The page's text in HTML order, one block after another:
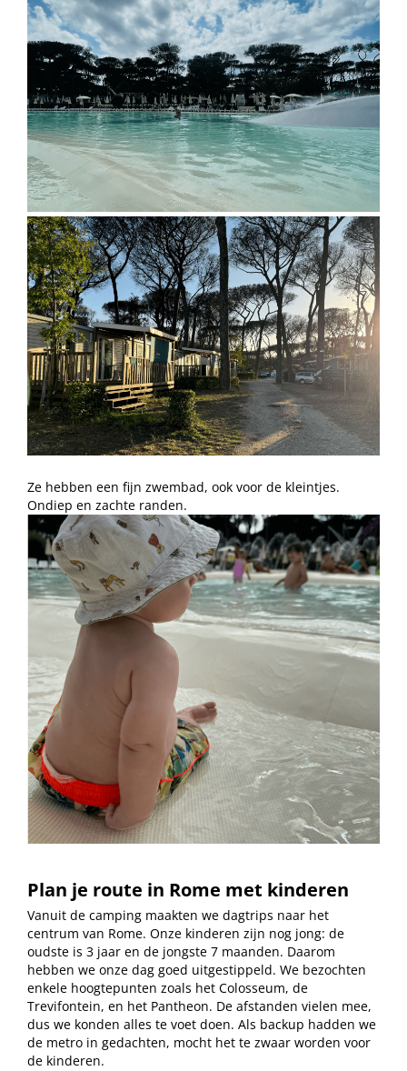
Ze hebben een fijn zwembad, ook voor de kleintjes.
Ondiep en zachte randen.
Plan je route in Rome met kinderen
Vanuit de camping maakten we dagtrips naar het
centrum van Rome. Onze kinderen zijn nog jong: de
oudste is 3 jaar en de jongste 7 maanden. Daarom
hebben we onze dag goed uitgestippeld. We bezochten
enkele hoogtepunten zoals het Colosseum, de
Trevifontein, en het Pantheon. De afstanden vielen mee,
dus we konden alles te voet doen. Als backup hadden we
de metro in gedachten, mocht het te zwaar worden voor
de kinderen.